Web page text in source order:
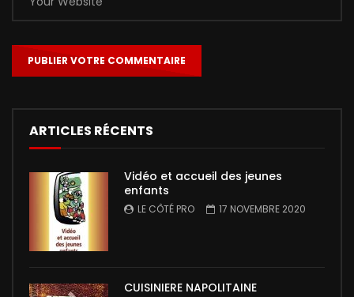
ARTICLES RÉCENTS
Vidéo et accueil des jeunes
enfants
LE CÔTÉ PRO 17 NOVEMBRE 2020
CUISINIERE NAPOLITAINE